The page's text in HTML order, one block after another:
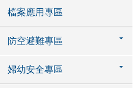
檔案應用專區
防空避難專區
婦幼安全專區